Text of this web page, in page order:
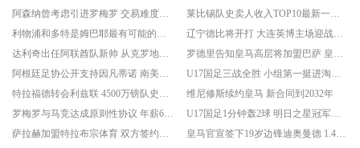
阿森纳曾考虑引进罗梅罗 交易难度极大
莱比锡队史卖人收入TOP10最新一览 迪奥曼德1.25亿欧领跑
利物浦和多特是姆巴耶最有可能的下家 球员正等待局势明朗
辽宁德比将开打 大连英博主场迎战辽宁铁人
达利奇出任阿联酋队新帅 从克罗地亚黄金时代到西亚新征程
罗德里告知皇马高层将加盟巴萨 皇马理解并尊重
阿根廷足协公开支持因凡蒂诺 南美足坛态度摆台面
U17国足三战全胜 小组第一挺进淘汰赛
特拉福德转会利兹联 4500万镑队史标王
维尼修斯续约皇马 新合同到2032年
罗梅罗与马竞达成原则性协议 年薪600万签约4年
U17国足1分钟轰2球 明日之星冠军杯小组全胜进四强
萨拉赫加盟特拉布宗体育 双方签约两年
皇马官宣签下19岁边锋迪奥曼德 1.4亿欧转会费刷新皇马队史纪录